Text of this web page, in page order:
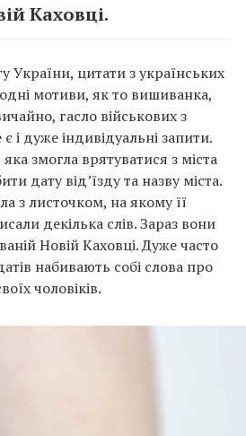
Каховці.
України, цитати з українських
мотиви, як то вишиванка,
гасло військових з
і дуже індивідуальні запити.
змогла врятуватися з міста
дату від’їзду та назву міста.
з листочком, на якому її
декілька слів. Зараз вони
Новій Каховці. Дуже часто
набивають собі слова про
чоловіків.